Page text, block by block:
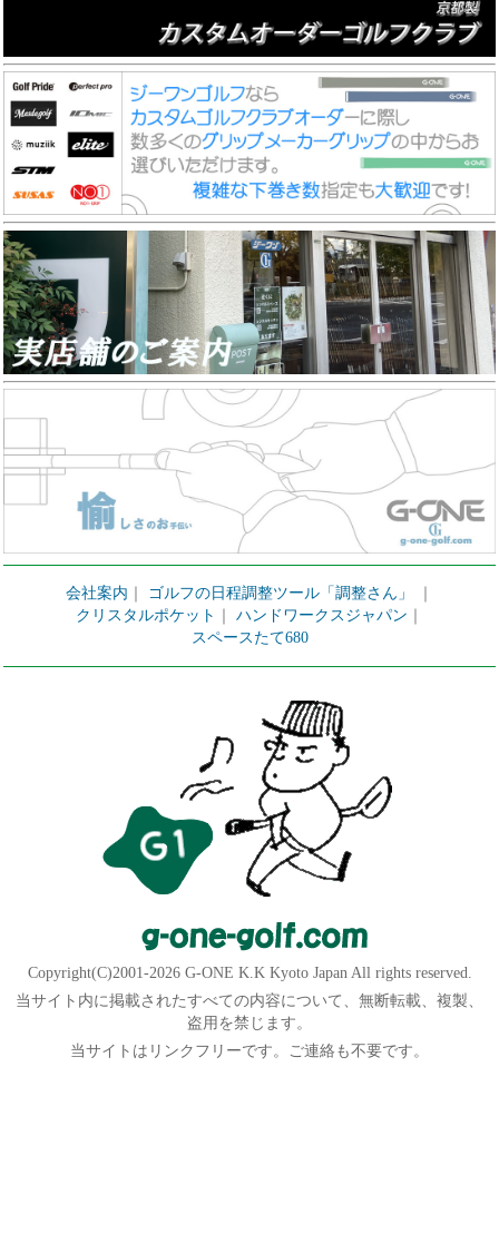
会社案内 ゴルフの日程調整ツール「調整さん」
クリスタルポケット
ハンドワークスジャパン
スペースたて680
Copyright(C)2001-2026 G-ONE K.K Kyoto Japan All rights reserved.
当サイト内に掲載されたすべての内容について、無断転載、複製、
盗用を禁じます。
当サイトはリンクフリーです。ご連絡も不要です。